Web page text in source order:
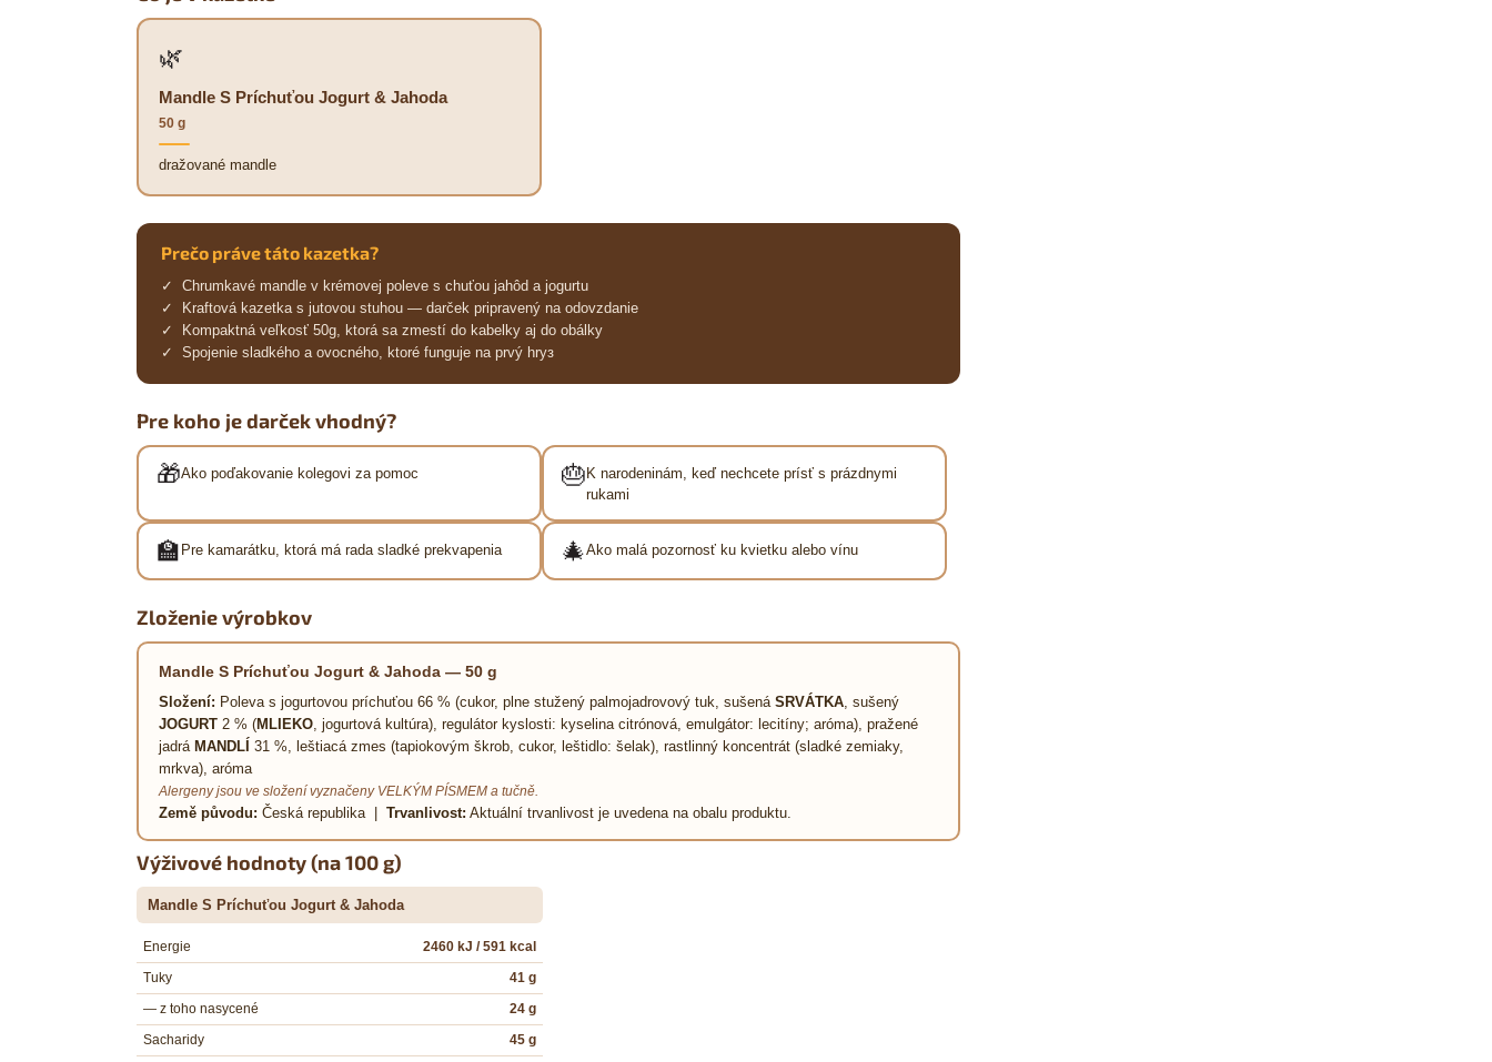
🌿
Mandle S Príchuťou Jogurt & Jahoda
50 g
dražované mandle
Prečo práve táto kazetka?
✓ Chrumkavé mandle v krémovej poleve s chuťou jahôd a jogurtu
✓ Kraftová kazetka s jutovou stuhou — darček pripravený na odovzdanie
✓ Kompaktná veľkosť 50g, ktorá sa zmestí do kabelky aj do obálky
✓ Spojenie sladkého a ovocného, ktoré funguje na prvý hryз
Pre koho je darček vhodný?
🎁Ako poďakovanie kolegovi za pomoc 🎂 K narodeninám, keď nechcete prísť s prázdnymi
rukami
🏫 Pre kamarátku, ktorá má rada sladké prekvapenia 🎄Ako malá pozornosť ku kvietku alebo vínu
Zloženie výrobkov
Mandle S Príchuťou Jogurt & Jahoda — 50 g
Složení: Poleva s jogurtovou príchuťou 66 % (cukor, plne stužený palmojadrovový tuk, sušená SRVÁTKA, sušený
JOGURT2 % (MLIEKO, jogurtová kultúra), regulátor kyslosti: kyselina citrónová, emulgátor: lecitíny; aróma), pražené
jadrá MANDLÍ 31 %, leštiacá zmes (tapiokovým škrob, cukor, leštidlo: šelak), rastlinný koncentrát (sladké zemiaky,
mrkva), aróma
Alergeny jsou ve složení vyznačeny VELKÝM PÍSMEM a tučně.
Země původu: Česká republika | Trvanlivost: Aktuální trvanlivost je uvedena na obalu produktu.
Výživové hodnoty (na 100 g)
Mandle S Príchuťou Jogurt & Jahoda
Energie
2460 kJ / 591 kcal
Tuky
41 g
— z toho nasycené
24 g
Sacharidy
45 g